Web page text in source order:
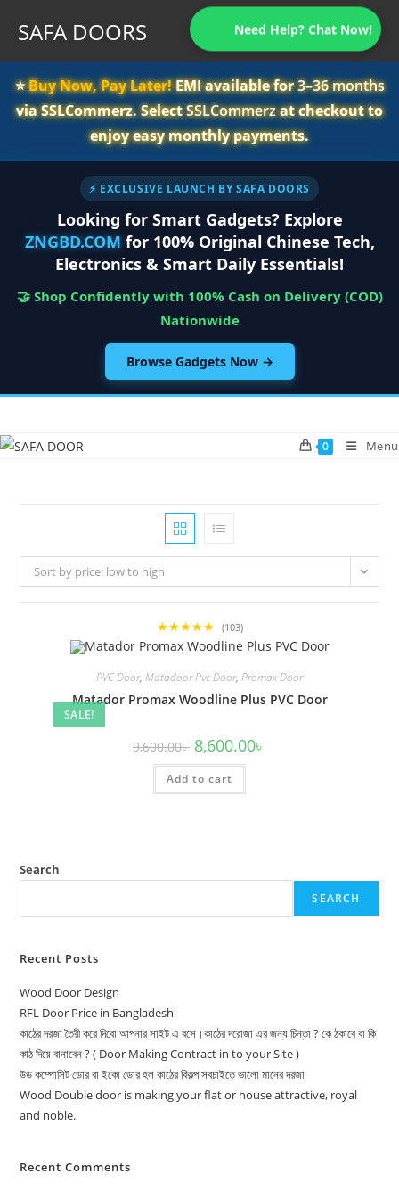
SAFA DOORS Need Help? Chat Now!
⭐️Buy Now, Pay Later!EMI available for3–36 months
via SSLCommerz. SelectSSLCommerzat checkout to
enjoy easy monthly payments.
⚡ EXCLUSIVE LAUNCH BY SAFA DOORS
Looking for Smart Gadgets? Explore
ZNGBD.COM for 100% Original Chinese Tech,
Electronics & Smart Daily Essentials!
🤝 Shop Confidently with 100% Cash on Delivery (COD)
Nationwide
Browse Gadgets Now →
content
0 Menu
Sort by price: low to high
★★★★★ (103)
SALE!
PVC Door, Matadoor Pvc Door, Promax Door
Matador Promax Woodline Plus PVC Door
9,600.00৳ Original
price
was:
9,600.00৳ .
8,600.00৳
Add to cart
Search
SEARCH
Recent Posts
Wood Door Design
RFL Door Price in Bangladesh
কাঠের দরজা তৈরী করে দিবো আপনার সাইট এ বসে।কাঠের দরোজা এর জন্য চিন্তা ? কে ঠকাবে বা কি
কাঠ দিয়ে বানাবেন ? ( Door Making Contract in to your Site )
উড কম্পোসিট ডোর বা ইকো ডোর হল কাঠের বিকল্প সবচাইতে ভালো মানের দরজা
Wood Double door is making your flat or house attractive, royal
and noble.
Recent Comments